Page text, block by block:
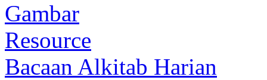
Gambar
Resource
Bacaan Alkitab Harian